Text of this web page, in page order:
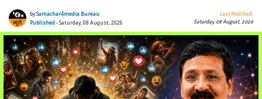
bySamachar4media Bureau
Published- Saturday, 08 August, 2026
Last Modified:
Saturday, 08 August, 2026